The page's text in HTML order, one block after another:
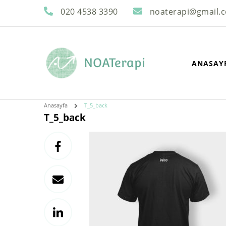
020 4538 3390
NOATerapi
Anasayfa T_5_back
T_5_back